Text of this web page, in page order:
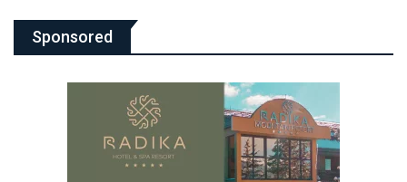
Sponsored